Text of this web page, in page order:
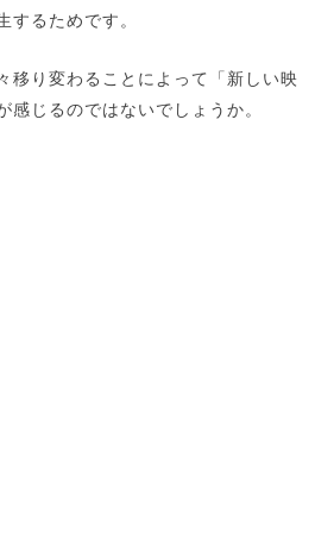
するためです。
移り変わることによって「新しい映
感じるのではないでしょうか。